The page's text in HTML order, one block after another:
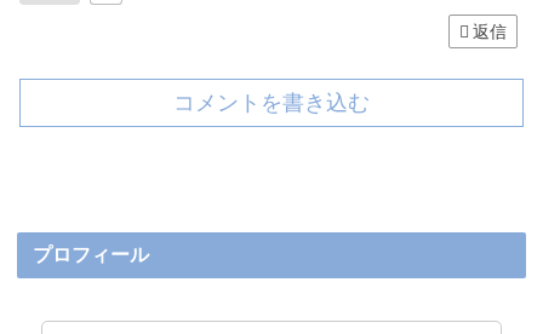
返信
コメントを書き込む
プロフィール